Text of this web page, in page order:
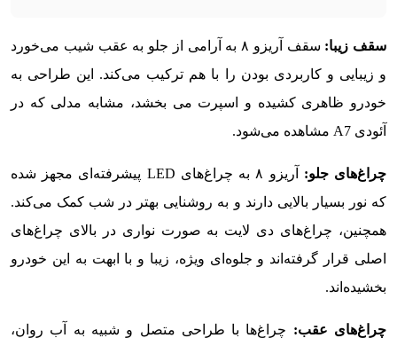
سقف زیبا:
سقف آریزو ۸ به آرامی از جلو به عقب شیب می‌خورد
و زیبایی و کاربردی بودن را با هم ترکیب می‌کند. این طراحی به
خودرو ظاهری کشیده و اسپرت می بخشد، مشابه مدلی که در
آئودی A7 مشاهده می‌شود.
چراغ‌های جلو:
آریزو ۸ به چراغ‌های LED پیشرفته‌ای مجهز شده
که نور بسیار بالایی دارند و به روشنایی بهتر در شب کمک می‌کند.
همچنین، چراغ‌های دی لایت به صورت نواری در بالای چراغ‌های
اصلی قرار گرفته‌اند و جلوه‌ای ویژه، زیبا و با ابهت به این خودرو
بخشیده‌اند.
چراغ‌های عقب: چراغ‌ها با طراحی متصل و شبیه به آب روان،